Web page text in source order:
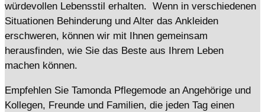
würdevollen Lebensstil erhalten. Wenn in verschiedenen
Situationen Behinderung und Alter das Ankleiden
erschweren, können wir mit Ihnen gemeinsam
herausfinden, wie Sie das Beste aus Ihrem Leben
machen können.
Empfehlen Sie Tamonda Pflegemode an Angehörige und
Kollegen, Freunde und Familien, die jeden Tag einen